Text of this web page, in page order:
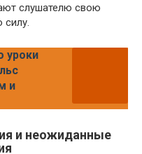
слушателю свою
силу.
уроки
и
и неожиданные